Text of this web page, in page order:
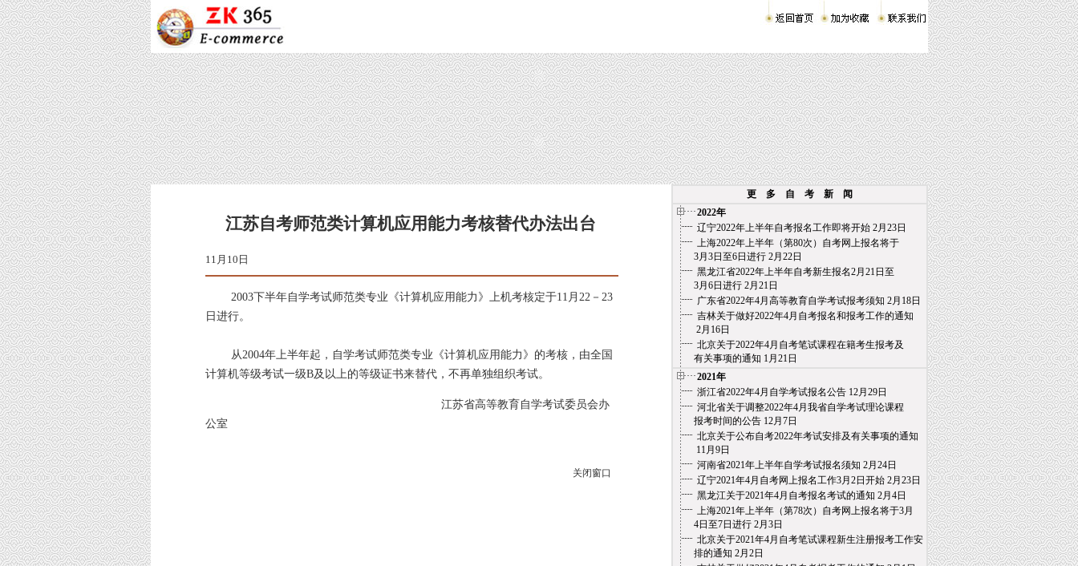
江苏自考师范类计算机应用能力考核替代办法出台
11月10日
2003下半年自学考试师范类专业《计算机应用能力》上机考核定于11月22－23
日进行。
从2004年上半年起，自学考试师范类专业《计算机应用能力》的考核，由全国
计算机等级考试一级B及以上的等级证书来替代，不再单独组织考试。
江苏省高等教育自学考试委员会办
公室
关闭窗口
更 多 自 考 新 闻
2022年
辽宁2022年上半年自考报名工作即将开始2月23日
上海2022年上半年（第80次）自考网上报名将于
3月3日至6日进行2月22日
黑龙江省2022年上半年自考新生报名2月21日至
3月6日进行 2月21日
广东省2022年4月高等教育自学考试报考须知 2月18日
吉林关于做好2022年4月自考报名和报考工作的通知
2月16日
北京关于2022年4月自考笔试课程在籍考生报考及
有关事项的通知 1月21日
2021年
浙江省2022年4月自学考试报名公告12月29日
河北省关于调整2022年4月我省自学考试理论课程
报考时间的公告12月7日
北京关于公布自考2022年考试安排及有关事项的通知
11月9日
河南省2021年上半年自学考试报名须知 2月24日
辽宁2021年4月自考网上报名工作3月2日开始2月23日
黑龙江关于2021年4月自考报名考试的通知 2月4日
上海2021年上半年（第78次）自考网上报名将于3月
4日至7日进行2月3日
北京关于2021年4月自考笔试课程新生注册报考工作安
排的通知 2月2日